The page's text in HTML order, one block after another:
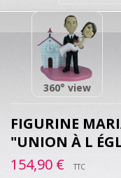
360° view
FIGURINE
"UNION À L
154,90 €
TTC